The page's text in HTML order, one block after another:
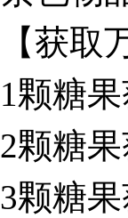
【获取
1颗糖
2颗糖
3颗糖